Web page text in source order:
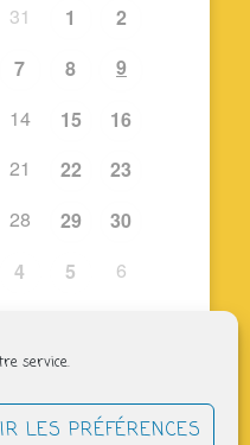
service.
LES PRÉFÉRENCES
31 1
2
7 8
9
14 15
16
21 22
23
28 29
30
4 5 6